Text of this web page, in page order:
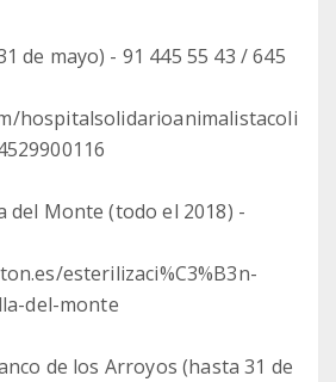
de mayo) - 91 445 55 43 / 645
hospitalsolidarioanimalistacoli
del Monte (todo el 2018) -
esterilizaci%C3%B3n-
del-monte
de los Arroyos (hasta 31 de